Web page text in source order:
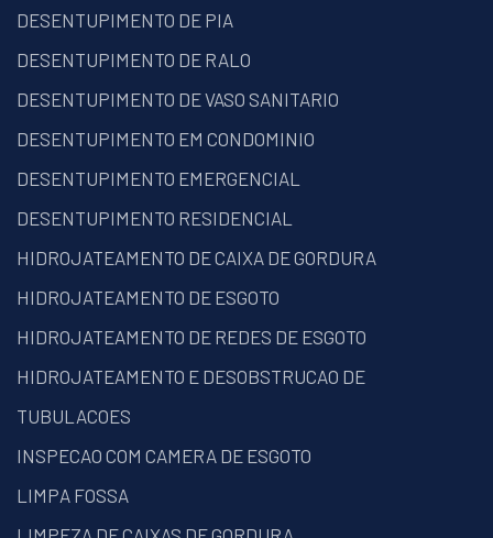
DESENTUPIMENTO DE PIA
DESENTUPIMENTO DE RALO
DESENTUPIMENTO DE VASO SANITARIO
DESENTUPIMENTO EM CONDOMINIO
DESENTUPIMENTO EMERGENCIAL
DESENTUPIMENTO RESIDENCIAL
HIDROJATEAMENTO DE CAIXA DE GORDURA
HIDROJATEAMENTO DE ESGOTO
HIDROJATEAMENTO DE REDES DE ESGOTO
HIDROJATEAMENTO E DESOBSTRUCAO DE
TUBULACOES
INSPECAO COM CAMERA DE ESGOTO
LIMPA FOSSA